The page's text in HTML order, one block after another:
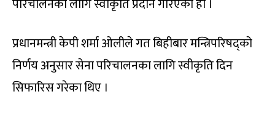
परिचालनका लागि स्वीकृति प्रदान गरिएको हो ।
प्रधानमन्त्री केपी शर्मा ओलीले गत बिहीबार मन्त्रिपरिषद्को
निर्णय अनुसार सेना परिचालनका लागि स्वीकृति दिन
सिफारिस गरेका थिए ।